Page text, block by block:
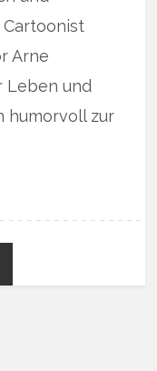
Arne
Leben und
humorvoll zur